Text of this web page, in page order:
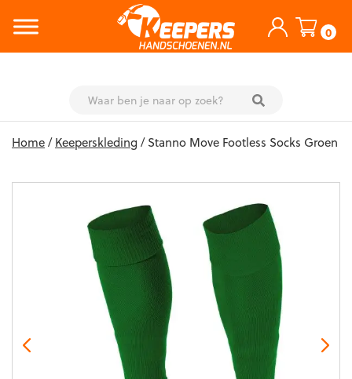
0
Home/Keeperskleding/ Stanno Move Footless Socks Groen